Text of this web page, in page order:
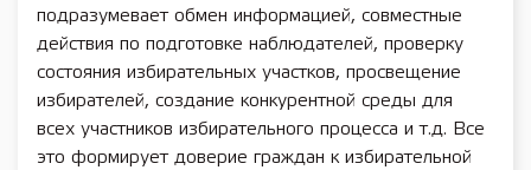
подразумевает обмен информацией, совместные
действия по подготовке наблюдателей, проверку
состояния избирательных участков, просвещение
избирателей, создание конкурентной среды для
всех участников избирательного процесса и т.д. Все
это формирует доверие граждан к избирательной